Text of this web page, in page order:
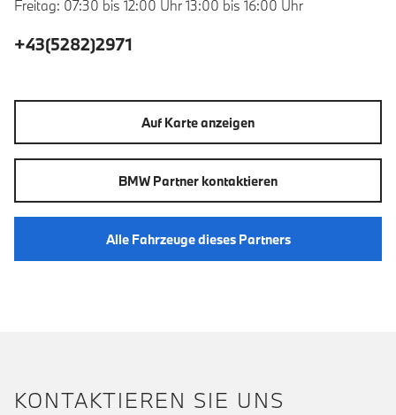
Freitag: 07:30 bis 12:00 Uhr 13:00 bis 16:00 Uhr
+43(5282)2971
Auf Karte anzeigen
BMW Partner kontaktieren
Alle Fahrzeuge dieses Partners
KONTAKTIEREN SIE UNS